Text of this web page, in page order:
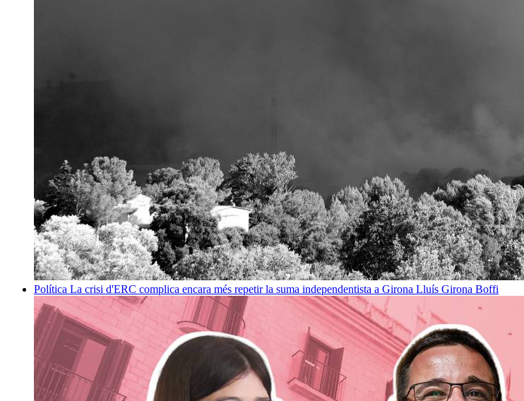
Política La crisi d'ERC complica encara més repetir la suma independentista a Girona Lluís Girona Boffi